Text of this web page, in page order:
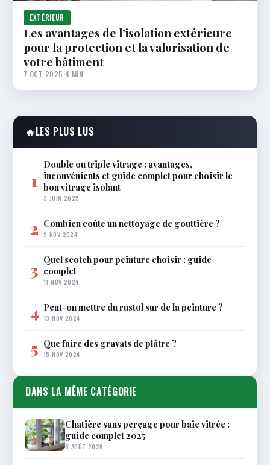
EXTÉRIEUR
Les avantages de l’isolation extérieure
pour la protection et la valorisation de
votre bâtiment
7 OCT 2025·4 MIN
🔥LES PLUS LUS
1
Double ou triple vitrage : avantages,
inconvénients et guide complet pour choisir le
bon vitrage isolant
3 JUIN 2025
2 Combien coûte un nettoyage de gouttière ?
9 NOV 2024
3 Quel scotch pour peinture choisir : guide
complet
11 NOV 2024
4 Peut-on mettre du rustol sur de la peinture ?
13 NOV 2024
5 Que faire des gravats de plâtre ?
15 NOV 2024
DANS LA MÊME CATÉGORIE
Chatière sans perçage pour baie vitrée :
guide complet 2025
6 AOÛT 2026